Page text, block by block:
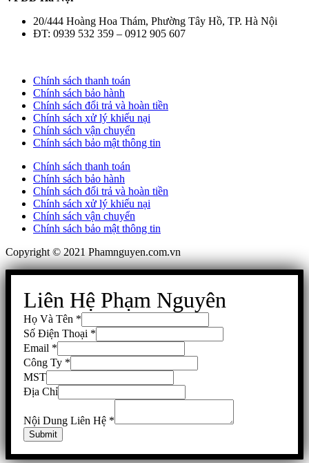
20/444 Hoàng Hoa Thám, Phường Tây Hồ, TP. Hà Nội
ĐT: 0939 532 359 – 0912 905 607
Chính sách thanh toán
Chính sách bảo hành
Chính sách đổi trả và hoàn tiền
Chính sách xử lý khiếu nại
Chính sách vận chuyển
Chính sách bảo mật thông tin
Chính sách thanh toán
Chính sách bảo hành
Chính sách đổi trả và hoàn tiền
Chính sách xử lý khiếu nại
Chính sách vận chuyển
Chính sách bảo mật thông tin
Copyright © 2021 Phamnguyen.com.vn
Liên Hệ Phạm Nguyên
Họ Và Tên *
Số Điện Thoại *
Email *
Công Ty *
MST
Địa Chỉ
Nội Dung Liên Hệ *
Submit